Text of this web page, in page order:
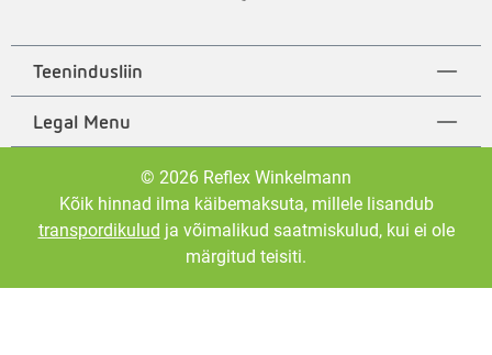
Teenindusliin
Legal Menu
© 2026 Reflex Winkelmann
Kõik hinnad ilma käibemaksuta, millele lisandub
transpordikulud ja võimalikud saatmiskulud, kui ei ole
märgitud teisiti.